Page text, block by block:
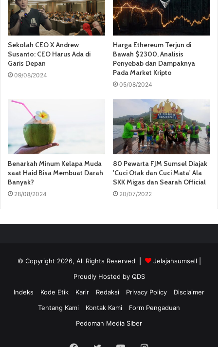
Sekolah CEO X Andrew
Susanto: CEO Harus Ada di
Garis Depan
09/08/2024
Harga Ethereum Terjun di
Bawah $2300, Analisis
Penyebab dan Dampaknya
Pada Market Kripto
05/08/2024
Benarkah Minum Kelapa Muda
saat Haid Bisa Membuat Darah
Banyak?
28/08/2024
80 Pewarta FJM Sumsel Diajak
'Cuci Otak dan Cuci Mata' Ala
SKK Migas dan Searah Official
20/07/2022
© Copyright 2026, All Rights Reserved | Jelajahsumsell
Proudly Hosted by QDS
Indeks
Kode Etik Karir Redaksi Privacy Policy
Disclaimer
Tentang Kami
Kontak Kami
Form Pengaduan
Pedoman Media Siber